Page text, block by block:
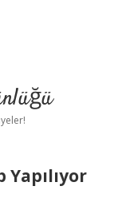
Yapılıyor